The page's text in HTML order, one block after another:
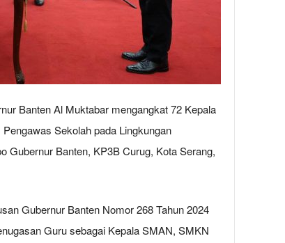
Banten Al Muktabar mengangkat 72 Kepala
Sekolah pada Lingkungan
Gubernur Banten, KP3B Curug, Kota Serang,
Gubernur Banten Nomor 268 Tahun 2024
Guru sebagai Kepala SMAN, SMKN